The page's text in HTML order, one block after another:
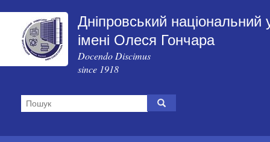
Дніпровський національний
імені Олеся Гончара
Docendo Discimus
since 1918